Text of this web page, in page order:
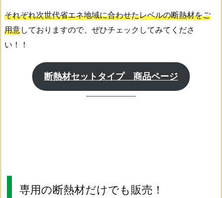
それぞれ次世代省エネ地域に合わせたレベルの断熱材をご
用意しておりますので、ぜひチェックしてみてくださ
い！！
断熱材セットタイプ 商品ページ
専用の断熱材だけでも販売！